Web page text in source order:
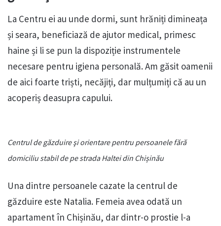
La Centru ei au unde dormi, sunt hrăniți dimineața
și seara, beneficiază de ajutor medical, primesc
haine și li se pun la dispoziție instrumentele
necesare pentru igiena personală. Am găsit oamenii
de aici foarte triști, necăjiți, dar mulțumiți că au un
acoperiș deasupra capului.
Centrul de găzduire şi orientare pentru persoanele fără
domiciliu stabil de pe strada Haltei din Chișinău
Una dintre persoanele cazate la centrul de
găzduire este Natalia. Femeia avea odată un
apartament în Chișinău, dar dintr-o prostie l-a